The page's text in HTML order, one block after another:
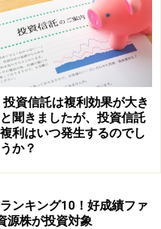
選びたいところです。
の内容をご確認くださ
的としており、特定の金融
りません。
断はご自身の責任において
十分に配慮しております
、これに基づく損失・損害
せん。
融機関やサービス提供者
投資信託は複利効果が大き
聞きましたが、投資信託
利はいつ発生するのでし
か？
ンキング10！好成績ファ
源株が投資対象